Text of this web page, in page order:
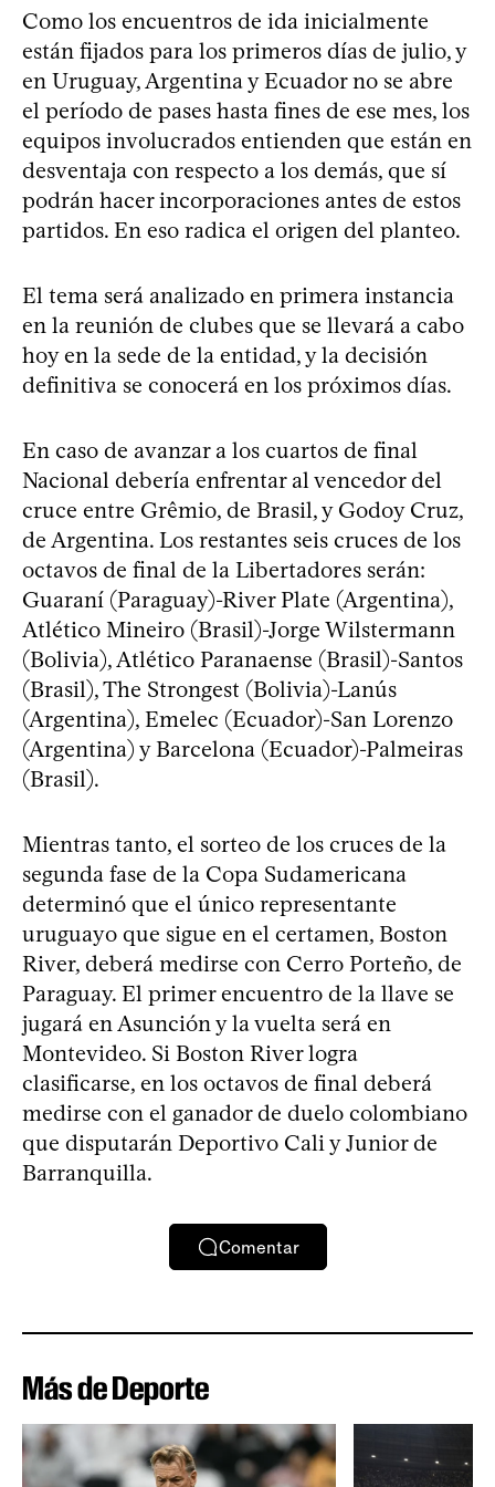
Como los encuentros de ida inicialmente
están fijados para los primeros días de julio, y
en Uruguay, Argentina y Ecuador no se abre
el período de pases hasta fines de ese mes, los
equipos involucrados entienden que están en
desventaja con respecto a los demás, que sí
podrán hacer incorporaciones antes de estos
partidos. En eso radica el origen del planteo.
El tema será analizado en primera instancia
en la reunión de clubes que se llevará a cabo
hoy en la sede de la entidad, y la decisión
definitiva se conocerá en los próximos días.
En caso de avanzar a los cuartos de final
Nacional debería enfrentar al vencedor del
cruce entre Grêmio, de Brasil, y Godoy Cruz,
de Argentina. Los restantes seis cruces de los
octavos de final de la Libertadores serán:
Guaraní (Paraguay)-River Plate (Argentina),
Atlético Mineiro (Brasil)-Jorge Wilstermann
(Bolivia), Atlético Paranaense (Brasil)-Santos
(Brasil), The Strongest (Bolivia)-Lanús
(Argentina), Emelec (Ecuador)-San Lorenzo
(Argentina) y Barcelona (Ecuador)-Palmeiras
(Brasil).
Mientras tanto, el sorteo de los cruces de la
segunda fase de la Copa Sudamericana
determinó que el único representante
uruguayo que sigue en el certamen, Boston
River, deberá medirse con Cerro Porteño, de
Paraguay. El primer encuentro de la llave se
jugará en Asunción y la vuelta será en
Montevideo. Si Boston River logra
clasificarse, en los octavos de final deberá
medirse con el ganador de duelo colombiano
que disputarán Deportivo Cali y Junior de
Barranquilla.
Comentar
Más de Deporte